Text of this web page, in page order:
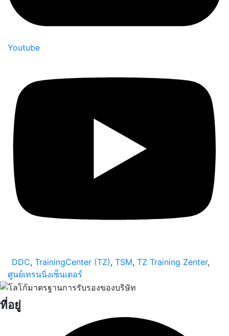
Youtube
DDC, TrainingCenter (TZ), TSM, TZ Training Zenter,
ศูนย์เทรนนิ่งเซ็นเตอร์
ที่อยู่